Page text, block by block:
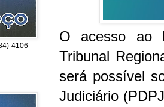
O acesso ao
Tribunal
será possível
Judiciário
4106-